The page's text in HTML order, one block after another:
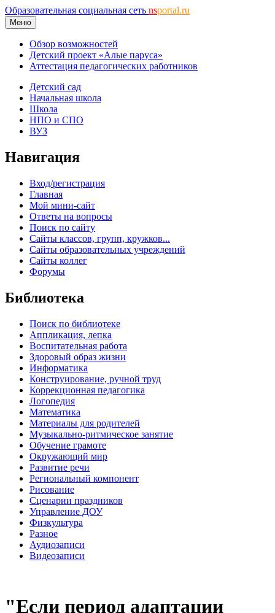
Образовательная социальная сеть nsportal.ru
Меню
Обзор возможностей
Детский проект «Алые паруса»
Аттестация педагогических работников
Детский сад
Начальная школа
Школа
НПО и СПО
ВУЗ
Навигация
Вход/регистрация
Главная
Мой мини-сайт
Ответы на вопросы
Поиск по сайту
Сайты классов, групп, кружков...
Сайты образовательных учреждений
Сайты коллег
Форумы
Библиотека
Поиск по библиотеке
Аппликация, лепка
Воспитательная работа
Здоровый образ жизни
Информатика
Конструирование, ручной труд
Коррекционная педагогика
Логопедия
Математика
Материалы для родителей
Музыкально-ритмическое занятие
Обучение грамоте
Окружающий мир
Развитие речи
Региональный компонент
Рисование
Сценарии праздников
Управление ДОУ
Физкультура
Разное
Аудиозаписи
Видеозаписи
"Если период адаптации